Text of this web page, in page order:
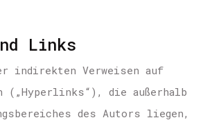
Links
indirekten Verweisen auf
(„Hyperlinks“), die außerhalb
des Autors liegen,